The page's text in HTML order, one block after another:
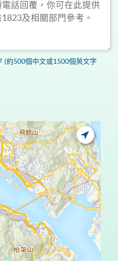
(約500個中文或1500個英文字